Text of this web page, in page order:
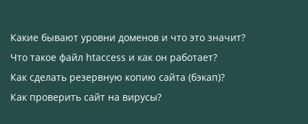
Какие бывают уровни доменов и что это значит?
Что такое файл htaccess и как он работает?
Как сделать резервную копию сайта (бэкап)?
Как проверить сайт на вирусы?